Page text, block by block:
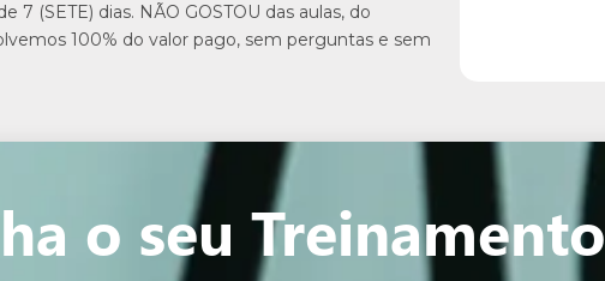
(SETE) dias. NÃO GOSTOU das aulas, do
100% do valor pago, sem perguntas e sem
o seu Treinamento